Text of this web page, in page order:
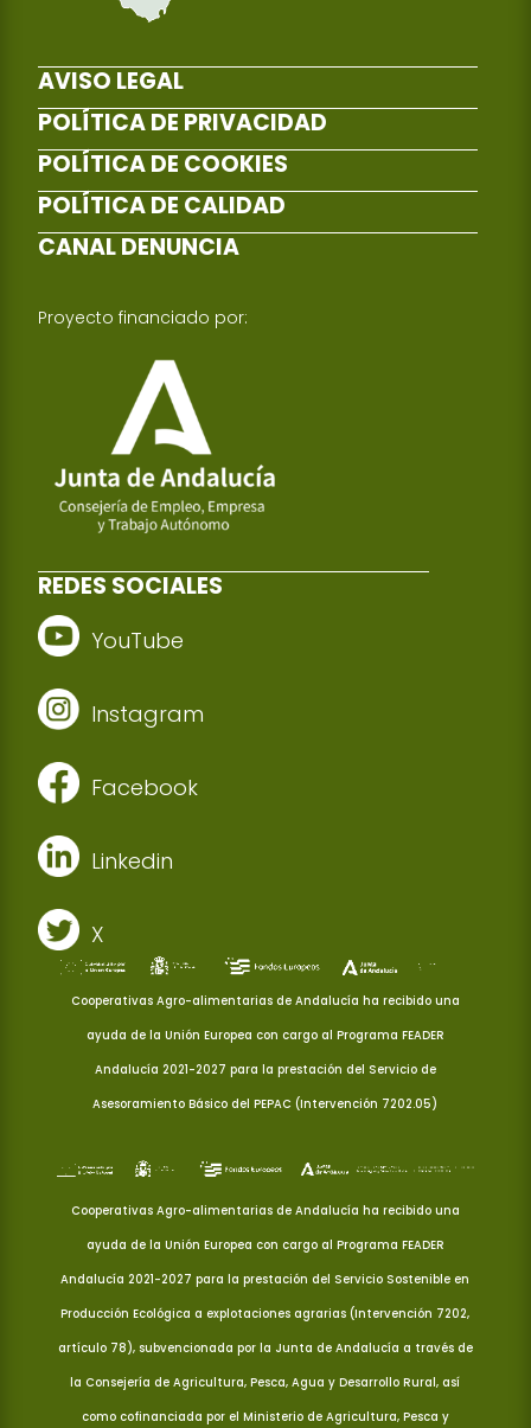
AVISO LEGAL
POLÍTICA DE PRIVACIDAD
POLÍTICA DE COOKIES
POLÍTICA DE CALIDAD
CANAL DENUNCIA
Proyecto financiado por:
REDES SOCIALES
YouTube
Instagram
Facebook
Linkedin
X
Cooperativas Agro-alimentarias de Andalucía ha recibido una
ayuda de la Unión Europea con cargo al Programa FEADER
Andalucía 2021-2027 para la prestación del Servicio de
Asesoramiento Básico del PEPAC (Intervención 7202.05)
Cooperativas Agro-alimentarias de Andalucía ha recibido una
ayuda de la Unión Europea con cargo al Programa FEADER
Andalucía 2021-2027 para la prestación del Servicio Sostenible en
Producción Ecológica a explotaciones agrarias (Intervención 7202,
artículo 78), subvencionada por la Junta de Andalucía a través de
la Consejería de Agricultura, Pesca, Agua y Desarrollo Rural, así
como cofinanciada por el Ministerio de Agricultura, Pesca y